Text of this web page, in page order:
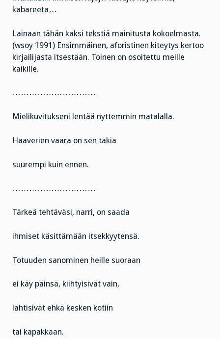
kabareeta…
Lainaan tähän kaksi tekstiä mainitusta kokoelmasta.
(wsoy 1991) Ensimmäinen, aforistinen kiteytys kertoo
kirjailijasta itsestään. Toinen on osoitettu meille
kaikille.
…………………………
Mielikuvitukseni lentää nyttemmin matalalla.
Haaverien vaara on sen takia
suurempi kuin ennen.
…………………………
Tärkeä tehtäväsi, narri, on saada
ihmiset käsittämään itsekkyytensä.
Totuuden sanominen heille suoraan
ei käy päinsä, kiihtyisivät vain,
lähtisivät ehkä kesken kotiin
tai kapakkaan.